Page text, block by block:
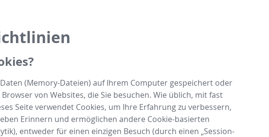
(Memory-Dateien) auf Ihrem Computer gespeichert oder
von Websites, die Sie besuchen. Wie üblich, mit fast
Seite verwendet Cookies, um Ihre Erfahrung zu verbessern,
Erinnern und ermöglichen andere Cookie-basierten
entweder für einen einzigen Besuch (durch einen „Session-